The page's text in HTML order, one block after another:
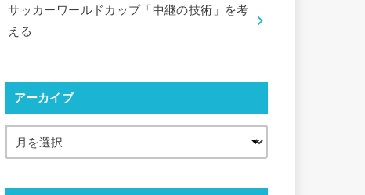
サッカーワールドカップ「中継の技術」を考
える
アーカイブ